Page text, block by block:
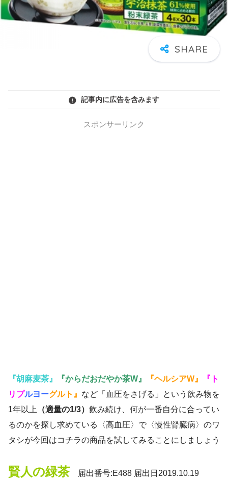
記事内に広告を含みます
スポンサーリンク
『胡麻麦茶』 『からだおだやか茶W』 『ヘルシアW』
『ト
リプルヨーグルト』 など「血圧をさげる」という飲み物を
1年以上
（適量の1/3） 飲み続け、何が一番自分に合ってい
るのかを探し求めている〈高血圧〉で〈慢性腎臓病〉のワ
タシが今回はコチラの商品を試してみることにしましょう
賢人の緑茶 届出番号:E488 届出日2019.10.19